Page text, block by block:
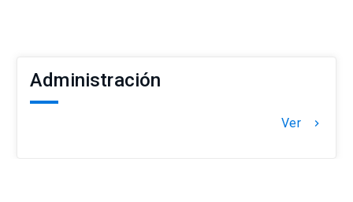
Administración
Ver keyboard_arrow_right